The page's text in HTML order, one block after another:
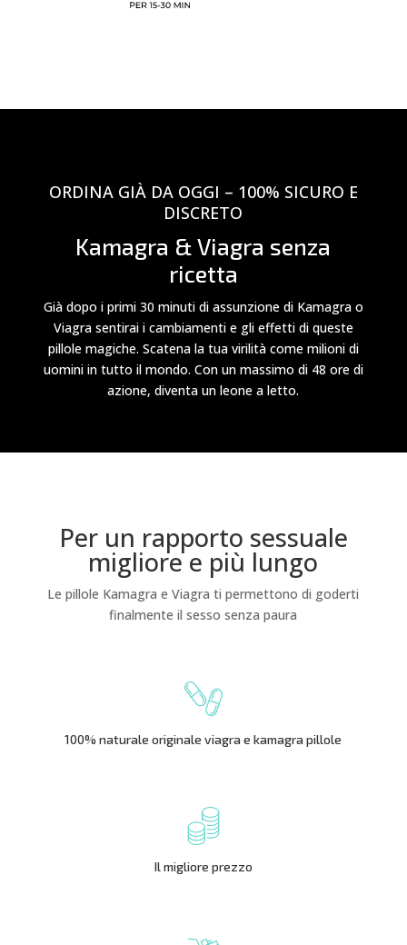
ORDINA GIÀ DA OGGI – 100% SICURO E
DISCRETO
Kamagra & Viagra senza
ricetta
Già dopo i primi 30 minuti di assunzione di Kamagra o
Viagra sentirai i cambiamenti e gli effetti di queste
pillole magiche. Scatena la tua virilità come milioni di
uomini in tutto il mondo. Con un massimo di 48 ore di
azione, diventa un leone a letto.
Per un rapporto sessuale
migliore e più lungo
Le pillole Kamagra e Viagra ti permettono di goderti
finalmente il sesso senza paura
100% naturale originale viagra e kamagra pillole
Il migliore prezzo